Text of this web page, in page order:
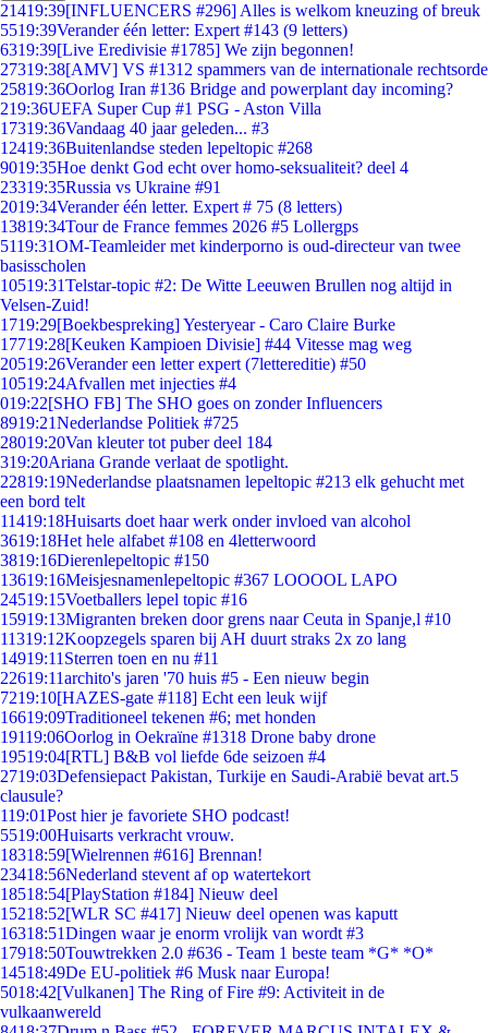
21419:39[INFLUENCERS #296] Alles is welkom kneuzing of breuk
5519:39Verander één letter: Expert #143 (9 letters)
6319:39[Live Eredivisie #1785] We zijn begonnen!
27319:38[AMV] VS #1312 spammers van de internationale rechtsorde
25819:36Oorlog Iran #136 Bridge and powerplant day incoming?
219:36UEFA Super Cup #1 PSG - Aston Villa
17319:36Vandaag 40 jaar geleden... #3
12419:36Buitenlandse steden lepeltopic #268
9019:35Hoe denkt God echt over homo-seksualiteit? deel 4
23319:35Russia vs Ukraine #91
2019:34Verander één letter. Expert # 75 (8 letters)
13819:34Tour de France femmes 2026 #5 Lollergps
5119:31OM-Teamleider met kinderporno is oud-directeur van twee
basisscholen
10519:31Telstar-topic #2: De Witte Leeuwen Brullen nog altijd in
Velsen-Zuid!
1719:29[Boekbespreking] Yesteryear - Caro Claire Burke
17719:28[Keuken Kampioen Divisie] #44 Vitesse mag weg
20519:26Verander een letter expert (7lettereditie) #50
10519:24Afvallen met injecties #4
019:22[SHO FB] The SHO goes on zonder Influencers
8919:21Nederlandse Politiek #725
28019:20Van kleuter tot puber deel 184
319:20Ariana Grande verlaat de spotlight.
22819:19Nederlandse plaatsnamen lepeltopic #213 elk gehucht met
een bord telt
11419:18Huisarts doet haar werk onder invloed van alcohol
3619:18Het hele alfabet #108 en 4letterwoord
3819:16Dierenlepeltopic #150
13619:16Meisjesnamenlepeltopic #367 LOOOOL LAPO
24519:15Voetballers lepel topic #16
15919:13Migranten breken door grens naar Ceuta in Spanje,l #10
11319:12Koopzegels sparen bij AH duurt straks 2x zo lang
14919:11 Sterren toen en nu #11
22619:11archito's jaren '70 huis #5 - Een nieuw begin
7219:10[HAZES-gate #118] Echt een leuk wijf
16619:09Traditioneel tekenen #6; met honden
19119:06Oorlog in Oekraïne #1318 Drone baby drone
19519:04[RTL] B&B vol liefde 6de seizoen #4
2719:03Defensiepact Pakistan, Turkije en Saudi-Arabië bevat art.5
clausule?
119:01Post hier je favoriete SHO podcast!
5519:00Huisarts verkracht vrouw.
18318:59[Wielrennen #616] Brennan!
23418:56Nederland stevent af op watertekort
18518:54[PlayStation #184] Nieuw deel
15218:52[WLR SC #417] Nieuw deel openen was kaputt
16318:51Dingen waar je enorm vrolijk van wordt #3
17918:50Touwtrekken 2.0 #636 - Team 1 beste team *G* *O*
14518:49De EU-politiek #6 Musk naar Europa!
5018:42[Vulkanen] The Ring of Fire #9: Activiteit in de
vulkaanwereld